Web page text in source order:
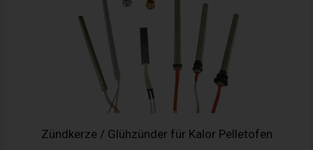
Zündkerze / Glühzünder für Kalor Pelletofen